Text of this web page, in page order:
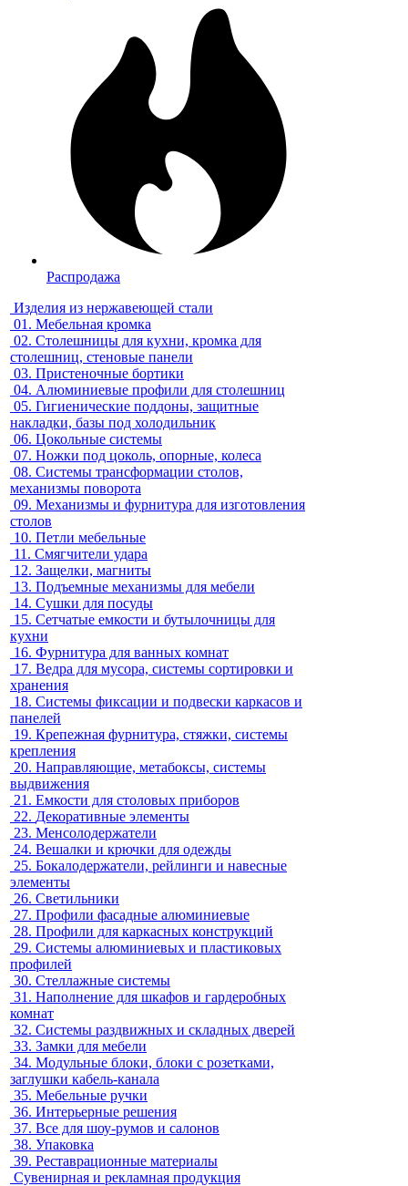
Распродажа
Изделия из нержавеющей стали
01. Мебельная кромка
02. Столешницы для кухни, кромка для
столешниц, стеновые панели
03. Пристеночные бортики
04. Алюминиевые профили для столешниц
05. Гигиенические поддоны, защитные
накладки, базы под холодильник
06. Цокольные системы
07. Ножки под цоколь, опорные, колеса
08. Системы трансформации столов,
механизмы поворота
09. Механизмы и фурнитура для изготовления
столов
10. Петли мебельные
11. Смягчители удара
12. Защелки, магниты
13. Подъемные механизмы для мебели
14. Сушки для посуды
15. Сетчатые емкости и бутылочницы для
кухни
16. Фурнитура для ванных комнат
17. Ведра для мусора, системы сортировки и
хранения
18. Системы фиксации и подвески каркасов и
панелей
19. Крепежная фурнитура, стяжки, системы
крепления
20. Направляющие, метабоксы, системы
выдвижения
21. Емкости для столовых приборов
22. Декоративные элементы
23. Менсолодержатели
24. Вешалки и крючки для одежды
25. Бокалодержатели, рейлинги и навесные
элементы
26. Светильники
27. Профили фасадные алюминиевые
28. Профили для каркасных конструкций
29. Системы алюминиевых и пластиковых
профилей
30. Стеллажные системы
31. Наполнение для шкафов и гардеробных
комнат
32. Системы раздвижных и складных дверей
33. Замки для мебели
34. Модульные блоки, блоки с розетками,
заглушки кабель-канала
35. Мебельные ручки
36. Интерьерные решения
37. Все для шоу-румов и салонов
38. Упаковка
39. Реставрационные материалы
Сувенирная и рекламная продукция